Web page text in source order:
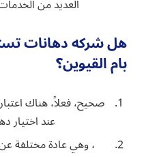
هل شركه دهانات
بام القيوين؟
صحيح، فعلاً، هناك
عند اختيار
، وهي عادة مختلفة